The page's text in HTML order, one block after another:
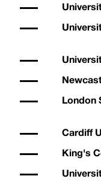
London
Cardiff
King's